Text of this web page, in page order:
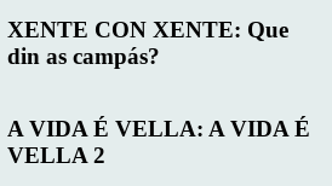
XENTE CON XENTE: Que
din as campás?
A VIDA É VELLA: A VIDA É
VELLA 2